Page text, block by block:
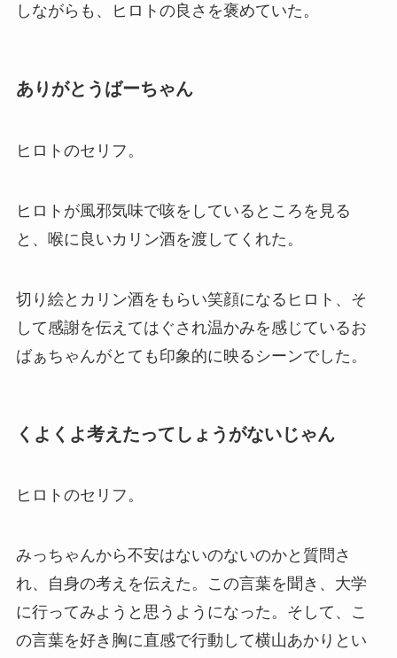
しながらも、ヒロトの良さを褒めていた。
ありがとうばーちゃん
ヒロトのセリフ。
ヒロトが風邪気味で咳をしているところを見る
と、喉に良いカリン酒を渡してくれた。
切り絵とカリン酒をもらい笑顔になるヒロト、そ
して感謝を伝えてはぐされ温かみを感じているお
ばぁちゃんがとても印象的に映るシーンでした。
くよくよ考えたってしょうがないじゃん
ヒロトのセリフ。
みっちゃんから不安はないのないのかと質問さ
れ、自身の考えを伝えた。この言葉を聞き、大学
に行ってみようと思うようになった。そして、こ
の言葉を好き胸に直感で行動して横山あかりとい